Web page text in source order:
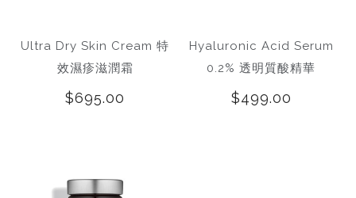
Ultra Dry Skin Cream 特
效濕疹滋潤霜
$695.00
Hyaluronic Acid Serum
0.2% 透明質酸精華
$499.00